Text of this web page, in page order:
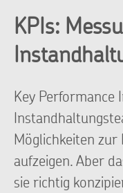
KPIs:
Key Performance
Möglichkeiten zur
aufzeigen. Aber
sie richtig